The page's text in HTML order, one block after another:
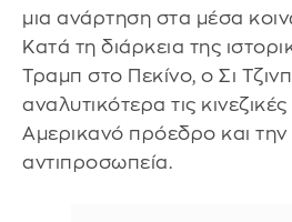
μια ανάρτηση στα μέσα
Κατά τη διάρκεια της
Τραμπ στο Πεκίνο, ο Σι
αναλυτικότερα τις
Αμερικανό πρόεδρο και την
αντιπροσωπεία.